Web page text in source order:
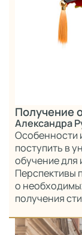
Получение
Александра
Особенности
поступить в
обучение для
Перспективы
о
получения